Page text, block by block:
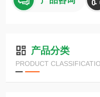
产品分类
PRODUCT